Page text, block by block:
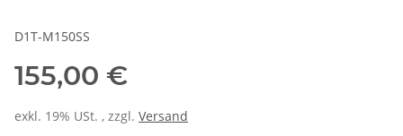
D1T-M150SS
155,00 €
exkl. 19% USt. , zzgl. Versand